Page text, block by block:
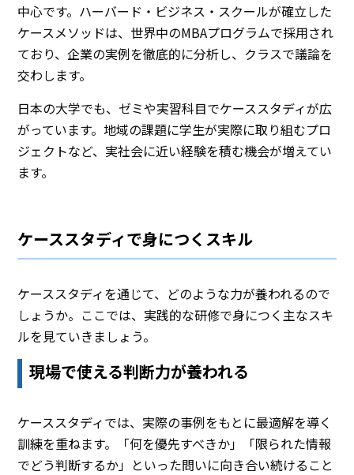
中心です。ハーバード・ビジネス・スクールが確立した
ケースメソッドは、世界中のMBAプログラムで採用され
ており、企業の実例を徹底的に分析し、クラスで議論を
交わします。
日本の大学でも、ゼミや実習科目でケーススタディが広
がっています。地域の課題に学生が実際に取り組むプロ
ジェクトなど、実社会に近い経験を積む機会が増えてい
ます。
ケーススタディで身につくスキル
ケーススタディを通じて、どのような力が養われるので
しょうか。ここでは、実践的な研修で身につく主なスキ
ルを見ていきましょう。
現場で使える判断力が養われる
ケーススタディでは、実際の事例をもとに最適解を導く
訓練を重ねます。「何を優先すべきか」「限られた情報
でどう判断するか」といった問いに向き合い続けること